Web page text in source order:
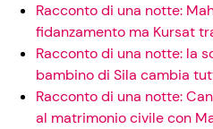
Racconto di una notte:
fidanzamento ma Kursat
Racconto di una notte: la
bambino di Sila cambia
Racconto di una notte:
al matrimonio civile con